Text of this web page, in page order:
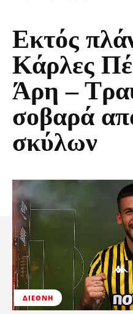
Εκτός
Κάρλες
Άρη –
σοβαρά
σκύλων
ΔΙΕΘΝΉ